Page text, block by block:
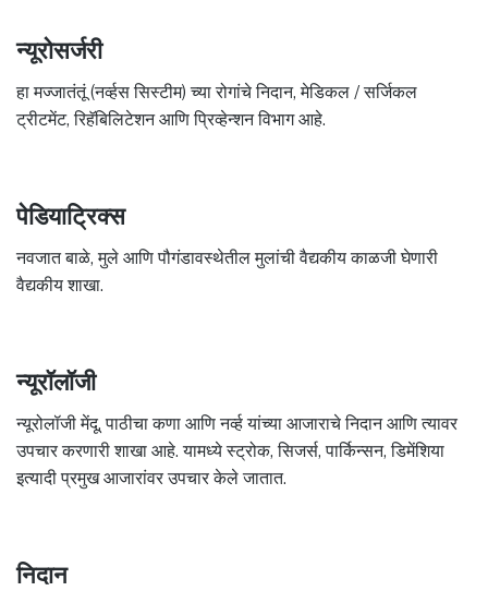
न्यूरोसर्जरी
हा मज्जातंतूं (नर्व्हस सिस्टीम) च्या रोगांचे निदान, मेडिकल / सर्जिकल
ट्रीटमेंट, रिहॅबिलिटेशन आणि प्रिव्हेन्शन विभाग आहे.
पेडियाट्रिक्स
नवजात बाळे, मुले आणि पौगंडावस्थेतील मुलांची वैद्यकीय काळजी घेणारी
वैद्यकीय शाखा.
न्यूरॉलॉजी
न्यूरोलॉजी मेंदू, पाठीचा कणा आणि नर्व्ह यांच्या आजाराचे निदान आणि त्यावर
उपचार करणारी शाखा आहे. यामध्ये स्ट्रोक, सिजर्स, पार्किन्सन, डिमेंशिया
इत्यादी प्रमुख आजारांवर उपचार केले जातात.
निदान